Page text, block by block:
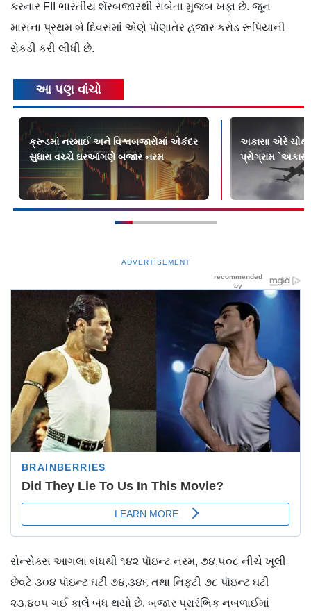
કરનાર FII ભારતીય શૅરબજારથી રાબેતા મુજબ ખફા છે. જૂન
માસના પ્રથમ બે દિવસમાં એણે પોણાતેર હજાર કરોડ રૂપિયાની
રોકડી કરી લીધી છે.
આ પણ વાંચો
ક્રૂડમાં નરમાઈ અને વિશ્વબજારોમાં એકંદર
સુધારા વચ્ચે ઘરઆંગણે બજાર નરમ
અકાસા એરે ચોથી
પ્રોગ્રામ
ADVERTISEMENT
સેન્સેક્સ આગલા બંધથી ૧૪૨ પૉઇન્ટ નરમ, ૭૪,૫૦૮ નીચે ખૂલી
છેવટે ૩૦૪ પૉઇન્ટ ઘટી ૭૪,૩૪૬ તથા નિફ્ટી ૭૮ પૉઇન્ટ ઘટી
૨૩,૪૦૫ ગઈ કાલે બંધ થયો છે. બજાર પ્રારંભિક નબળાઈમાં